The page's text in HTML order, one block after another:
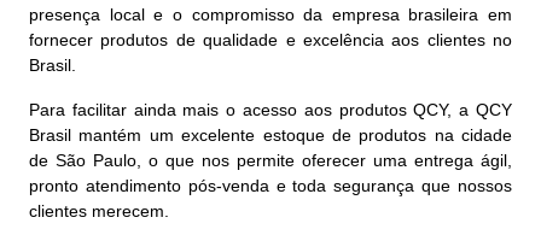
presença local e o compromisso da empresa brasileira em
fornecer produtos de qualidade e excelência aos clientes no
Brasil.
Para facilitar ainda mais o acesso aos produtos QCY, a QCY
Brasil mantém um excelente estoque de produtos na cidade
de São Paulo, o que nos permite oferecer uma entrega ágil,
pronto atendimento pós-venda e toda segurança que nossos
clientes merecem.